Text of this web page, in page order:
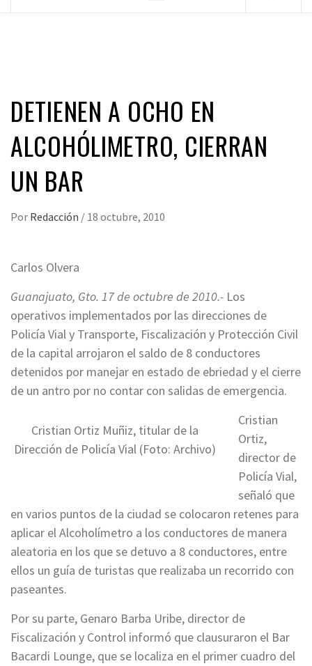
DETIENEN A OCHO EN
ALCOHÓLIMETRO, CIERRAN
UN BAR
Por Redacción / 18 octubre, 2010
Carlos Olvera
Guanajuato, Gto. 17 de octubre de 2010.- Los
operativos implementados por las direcciones de
Policía Vial y Transporte, Fiscalización y Protección Civil
de la capital arrojaron el saldo de 8 conductores
detenidos por manejar en estado de ebriedad y el cierre
de un antro por no contar con salidas de emergencia.
Cristian Ortiz Muñiz, titular de la
Dirección de Policía Vial (Foto: Archivo)
Cristian
Ortiz,
director de
Policía Vial,
señaló que
en varios puntos de la ciudad se colocaron retenes para
aplicar el Alcoholímetro a los conductores de manera
aleatoria en los que se detuvo a 8 conductores, entre
ellos un guía de turistas que realizaba un recorrido con
paseantes.
Por su parte, Genaro Barba Uribe, director de
Fiscalización y Control informó que clausuraron el Bar
Bacardi Lounge, que se localiza en el primer cuadro del